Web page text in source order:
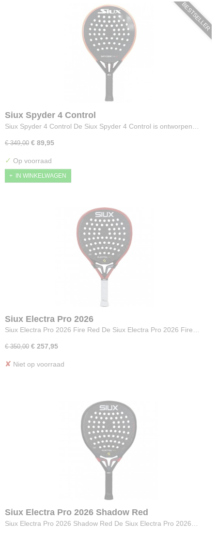
BESTSELLER
Siux Spyder 4 Control
Siux Spyder 4 Control De Siux Spyder 4 Control is ontworpen…
€ 349,00 € 89,95
✓ Op voorraad
IN WINKELWAGEN
Siux Electra Pro 2026
Siux Electra Pro 2026 Fire Red De Siux Electra Pro 2026 Fire…
€ 350,00 € 257,95
✘ Niet op voorraad
Siux Electra Pro 2026 Shadow Red
Siux Electra Pro 2026 Shadow Red De Siux Electra Pro 2026…